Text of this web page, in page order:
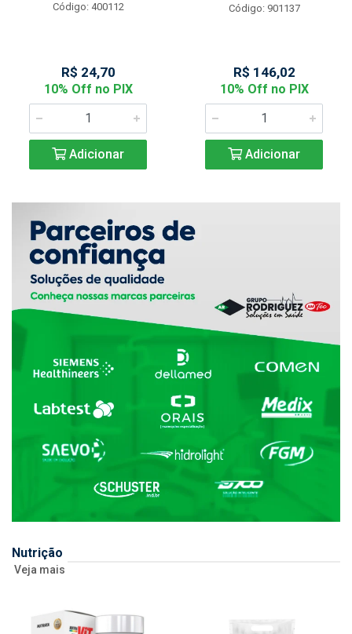
Código: 400112
R$ 24,70
10% Off no PIX
Adicionar
Código: 901137
R$ 146,02
10% Off no PIX
Adicionar
Nutrição
Veja mais